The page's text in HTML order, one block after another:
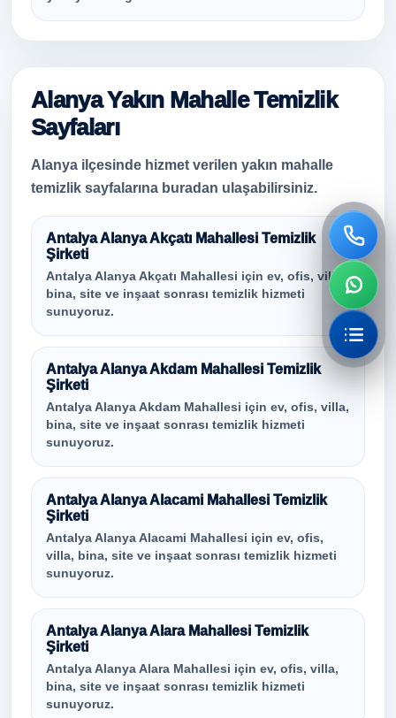
Alanya Yakın Mahalle Temizlik
Sayfaları
Alanya ilçesinde hizmet verilen yakın mahalle
temizlik sayfalarına buradan ulaşabilirsiniz.
Antalya Alanya Akçatı Mahallesi Temizlik
Şirketi
Antalya Alanya Akçatı Mahallesi için ev, ofis, villa,
bina, site ve inşaat sonrası temizlik hizmeti
sunuyoruz.
Antalya Alanya Akdam Mahallesi Temizlik
Şirketi
Antalya Alanya Akdam Mahallesi için ev, ofis, villa,
bina, site ve inşaat sonrası temizlik hizmeti
sunuyoruz.
Antalya Alanya Alacami Mahallesi Temizlik
Şirketi
Antalya Alanya Alacami Mahallesi için ev, ofis,
villa, bina, site ve inşaat sonrası temizlik hizmeti
sunuyoruz.
Antalya Alanya Alara Mahallesi Temizlik
Şirketi
Antalya Alanya Alara Mahallesi için ev, ofis, villa,
bina, site ve inşaat sonrası temizlik hizmeti
sunuyoruz.